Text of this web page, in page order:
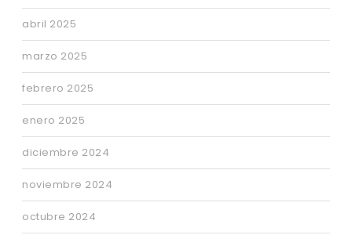
abril 2025
marzo 2025
febrero 2025
enero 2025
diciembre 2024
noviembre 2024
octubre 2024